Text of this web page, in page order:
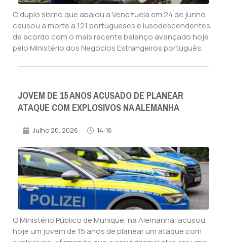
O duplo sismo que abalou a Venezuela em 24 de junho
causou a morte a 121 portugueses e lusodescendentes,
de acordo com o mais recente balanço avançado hoje
pelo Ministério dos Negócios Estrangeiros português.
JOVEM DE 15 ANOS ACUSADO DE PLANEAR
ATAQUE COM EXPLOSIVOS NA ALEMANHA
Julho 20, 2026 14:16
O Ministério Público de Munique, na Alemanha, acusou
hoje um jovem de 15 anos de planear um ataque com